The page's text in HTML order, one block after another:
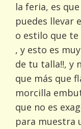
la feria, es que
puedes llevar
o estilo que
, y esto es
de tu talla!!, y
que más que
morcilla
que no es
para muestra